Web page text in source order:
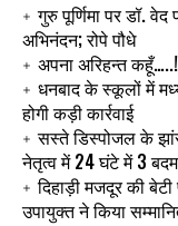
गुरु पूर्णिमा पर डॉ.
अभिनंदन; रोपे पौधे
अपना अरिहन्त कहूँ…..!
धनबाद के स्कूलों में
होगी कड़ी कार्रवाई
सस्ते डिस्पोजल के
नेतृत्व में 24 घंटे में 3
दिहाड़ी मजदूर की
उपायुक्त ने किया